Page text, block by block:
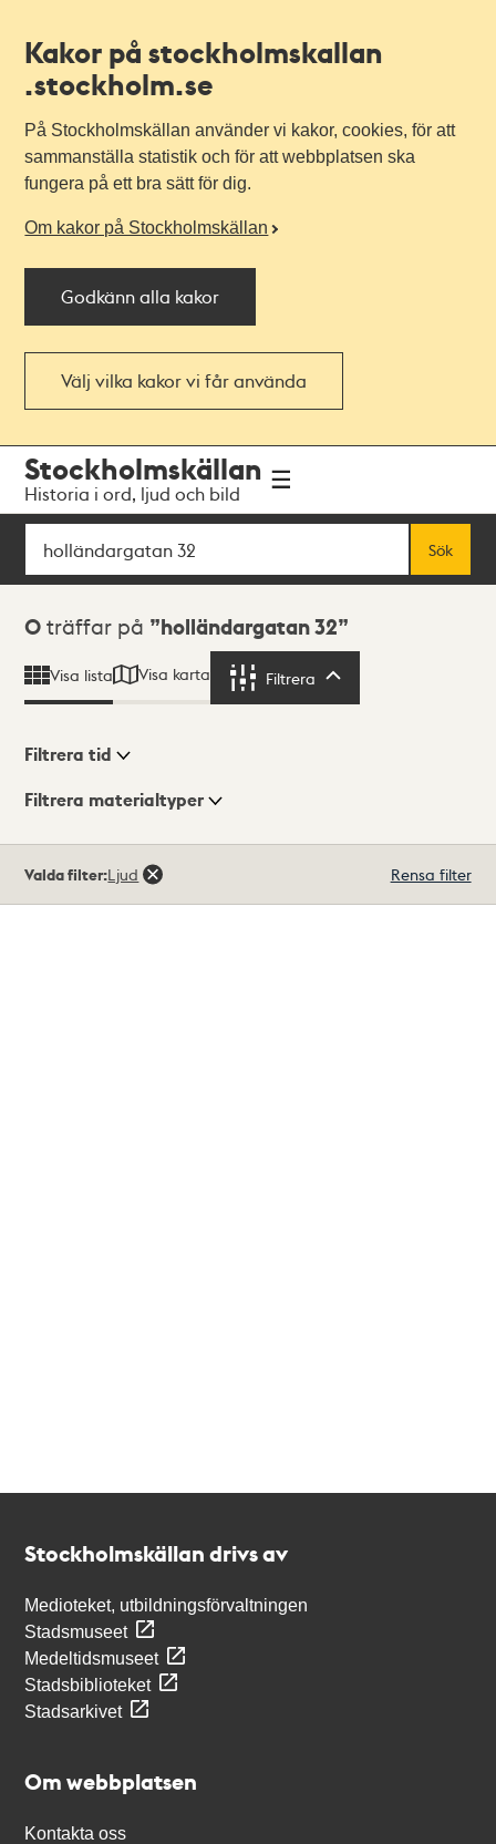
Kakor på stockholmskallan
.stockholm.se
På Stockholmskällan använder vi kakor, cookies, för att
sammanställa statistik och för att webbplatsen ska
fungera på ett bra sätt för dig.
Om kakor på Stockholmskällan
Godkänn alla kakor
Välj vilka kakor vi får använda
navigationen
huvudinnehållet
Stockholmskällan
Historia i ord, ljud och bild
Sök
Sök
Sökresultat
0 träffar på holländargatan 32
Visa lista Visa karta Filtrera
Visningsläge
Filtrera tid
Filtrera materialtyper
träffar
Valda filter:Ljud Rensa filter
Stockholmskällan drivs av
Medioteket, utbildningsförvaltningen
Stadsmuseet
Medeltidsmuseet
Stadsbiblioteket
Stadsarkivet
Om webbplatsen
Kontakta oss